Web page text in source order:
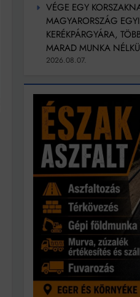
VÉGE EGY
MAGYARORSZÁG
KERÉKPÁRGYÁRA,
MARAD MUNKA
2026.08.07.